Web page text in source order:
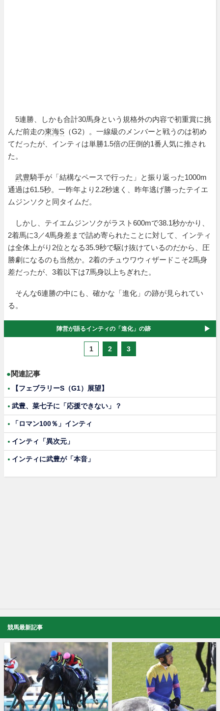
5連勝、しかも合計30馬身という規格外の内容で初重賞に挑
んだ前走の東海S （G2）。一線級のメンバーと戦うのは初め
てだったが、インティは単勝1.5倍の圧倒的1番人気に推され
た。
武豊騎手が「結構なペースで行った」と振り返った1000m
通過は61.5秒。一昨年より2.2秒速く、昨年逃げ勝ったテイエ
ムジンソクと同タイムだ。
しかし、テイエムジンソクがラスト600mで38.1秒かかり、
2着馬に3／4馬身差まで詰め寄られたことに対して、インティ
は全体上がり2位となる35.9秒で駆け抜けているのだから、圧
勝劇になるのも当然か。2着のチュウワウィザードこそ2馬身
差だったが、3着以下は7馬身以上ちぎれた。
そんな6連勝の中にも、確かな「進化」の跡が見られてい
る。
陣営が語るインティの「進化」の跡
1 2 3
●関連記事
【フェブラリーS（G1）展望】
武豊、菜七子に「応援できない」？
「ロマン100％」インティ
インティ「異次元」
インティに武豊が「本音」
競馬最新記事